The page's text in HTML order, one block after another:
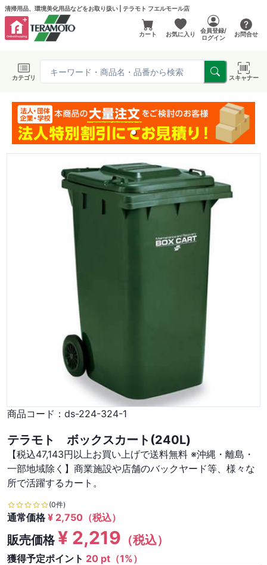
清掃用品、環境美化用品などをお取り扱い | テラモト フエルモール店
カート お気に入り
会員登録/
ログイン
お問合せ
カテゴリ スキャナー
商品コード： ds-224-324-1
テラモト ボックスカート(240L)
【税込47,143円以上お買い上げで送料無料 ※沖縄・離島・
一部地域除く】商業施設や店舗のバックヤード等、様々な
所で活躍するカート。
(0件)
通常価格¥ 2,750 （税込）
販売価格¥ 2,219 （税込）
獲得予定ポイント 20 pt（1%）